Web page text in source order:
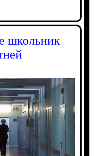
школьник